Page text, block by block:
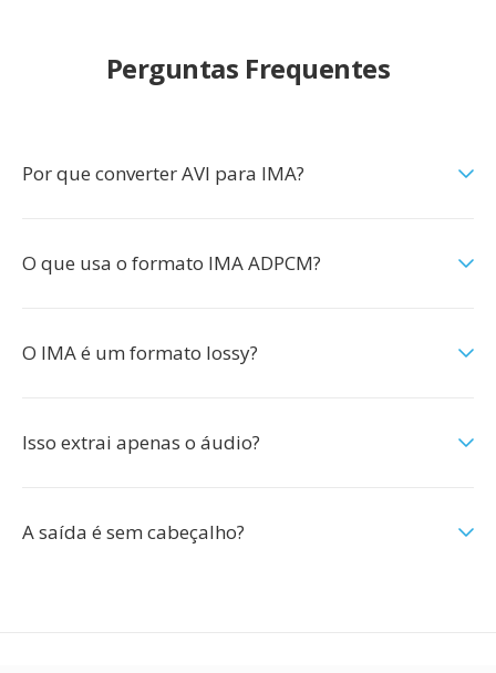
Perguntas Frequentes
Por que converter AVI para IMA?
O que usa o formato IMA ADPCM?
O IMA é um formato lossy?
Isso extrai apenas o áudio?
A saída é sem cabeçalho?